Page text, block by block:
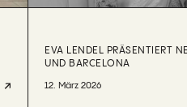
EVA LENDEL PRÄSENTIERT
UND BARCELONA
12. März 2026